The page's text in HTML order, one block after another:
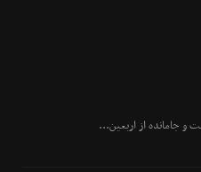
و جامانده از اربعین...